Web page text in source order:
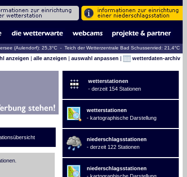
(Aulendorf): 25,3°C - Teich der Wetterzentrale Bad Schussenried: 21,4°C
anzeigen | alle anzeigen | auswahl anpassen | wetterdaten-archiv
wetterstationen
- derzeit 154 Stationen
wetterstationen
- kartographische Darstellung
niederschlagsstationen
- derzeit 122 Stationen
niederschlagsstationen